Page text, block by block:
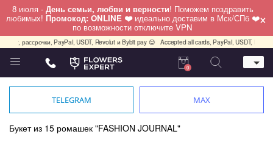
8 июля - День семьи, любви и верности! Поможем поздравить
любимых! Промокод: ONLINE ❤️ идеально доставим в Мск/СПб ❤️
по возможности отключите VPN ×
PayPal, USDT, Revolut и Bybit pay 😊 Accepted all cards, PayPal, USDT, Revolut and
Телефон
+7 (495) 982-55-05
0
TELEGRAM MAX
Букет из 15 ромашек "FASHION JOURNAL"